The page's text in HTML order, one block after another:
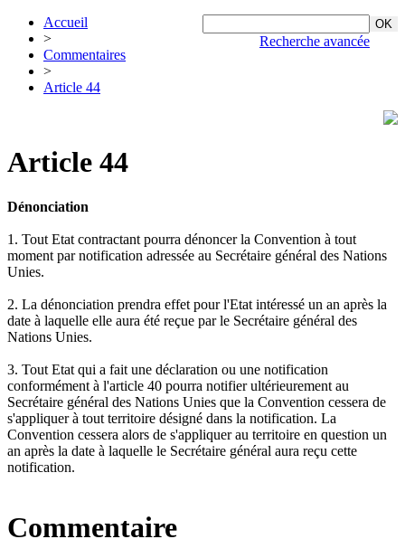
Recherche avancée
Accueil
>
Commentaires
>
Article 44
Article 44
Dénonciation
1. Tout Etat contractant pourra dénoncer la Convention à tout
moment par notification adressée au Secrétaire général des Nations
Unies.
2. La dénonciation prendra effet pour l'Etat intéressé un an après la
date à laquelle elle aura été reçue par le Secrétaire général des
Nations Unies.
3. Tout Etat qui a fait une déclaration ou une notification
conformément à l'article 40 pourra notifier ultérieurement au
Secrétaire général des Nations Unies que la Convention cessera de
s'appliquer à tout territoire désigné dans la notification. La
Convention cessera alors de s'appliquer au territoire en question un
an après la date à laquelle le Secrétaire général aura reçu cette
notification.
Commentaire